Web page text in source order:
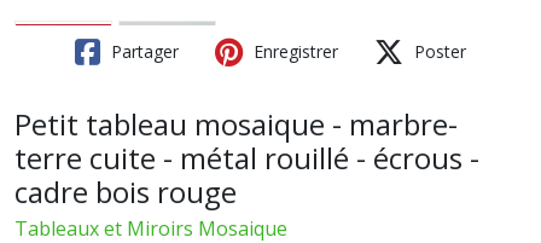
Partager Enregistrer Poster
Petit tableau mosaique - marbre-
terre cuite - métal rouillé - écrous -
cadre bois rouge
Tableaux et Miroirs Mosaique